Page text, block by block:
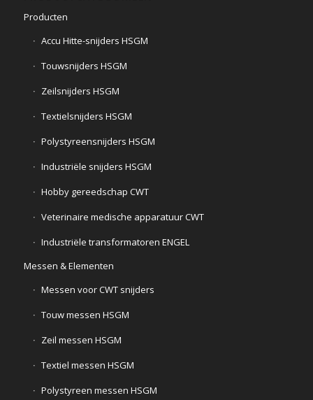
Producten
Accu Hitte-snijders HSGM
Touwsnijders HSGM
Zeilsnijders HSGM
Textielsnijders HSGM
Polystyreensnijders HSGM
Industriële snijders HSGM
Hobby gereedschap CWT
Veterinaire medische apparatuur CWT
Industriële transformatoren ENGEL
Messen & Elementen
Messen voor CWT snijders
Touw messen HSGM
Zeil messen HSGM
Textiel messen HSGM
Polystyreen messen HSGM